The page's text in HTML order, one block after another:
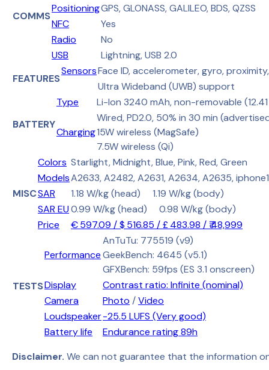
COMMS
PositioningGPS, GLONASS, GALILEO, BDS, QZSS
NFC
Yes
Radio
No
USB
Lightning, USB 2.0
FEATURES
SensorsFace ID, accelerometer, gyro,
Ultra Wideband (UWB) support
BATTERY
Type Li-Ion 3240 mAh, non-removable
Charging
Wired, PD2.0, 50% in 30 min
15W wireless (MagSafe)
7.5W wireless (Qi)
MISC
Colors Starlight, Midnight, Blue, Pink, Red, Green
ModelsA2633, A2482, A2631, A2634, A2635,
SAR
1.18 W/kg (head) 1.19 W/kg (body)
SAR EU0.99 W/kg (head) 0.98 W/kg (body)
Price
€ 597.09 / $ 516.85 / £ 483.98 / ₹ 48,999
TESTS
Performance
AnTuTu: 775519 (v9)
GeekBench: 4645 (v5.1)
GFXBench: 59fps (ES 3.1 onscreen)
Display
Contrast ratio: Infinite (nominal)
Camera
Photo /Video
Loudspeaker-25.5 LUFS (Very good)
Battery life
Endurance rating 89h
Disclaimer. We can not guarantee that the information